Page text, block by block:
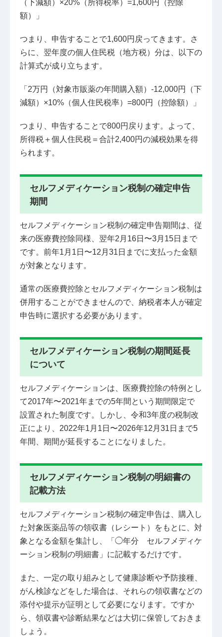
（下減額）×20%（所得税率）=1,600円（控除
額）」
つまり、申告することで1,600円戻ってきます。さ
らに、翌年度の個人住民税（地方税）分は、以下の
計算式が成り立ちます。
「2万円（対象市販薬の年間購入額）-12,000円（下
減額）×10%（個人住民税率）=800円（控除額）」
つまり、申告することで800円戻ります。よって、
所得税＋個人住民税＝合計2,400円の減税効果を得
られます。
セルフメディケーション税制の確定申告
期間
セルフメディケーション税制の確定申告期間は、従
来の医療費控除同様、翌年2月16日〜3月15日まで
です。前年1月1日〜12月31日までに支払った金額
が対象となります。
通常の医療費控除とセルフメディケーション税制は
併用することができませんので、納税者本人が確定
申告時に選択する必要があります。
セルフメディケーション税制の期間延長
について
セルフメディケーションは、医療費控除の特例とし
て2017年〜2021年までの5年間という期間限定で
設置された制度です。しかし、令和3年度の税制改
正により、2022年1月1日〜2026年12月31日まで5
年間、期間が延長することになりました。
セルフメディケーション税制の明細書の
記載方法
セルフメディケーション税制の確定申告は、購入し
た対象医薬品等の領収書（レシート）をもとに、対
象となる金額を集計し、「◯年分 セルフメディケ
ーション税制の明細書」に記載するだけです。
また、一定の取り組みとして健康診断や予防接種、
がん検診などをした場合は、それらの領収書などの
添付や提示が証明として必要になります。ですか
ら、領収書や診断結果などは大切に保管しておきま
しょう。